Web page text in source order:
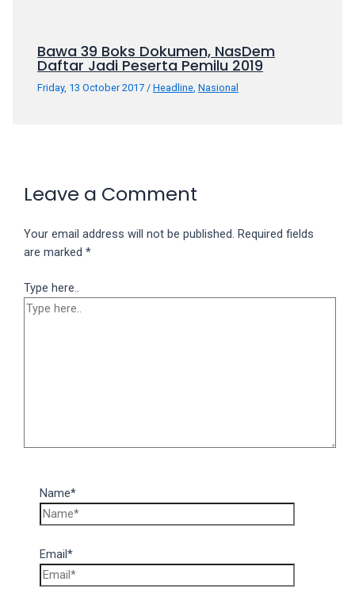
Bawa 39 Boks Dokumen, NasDem
Daftar Jadi Peserta Pemilu 2019
Friday, 13 October 2017 /Headline ,Nasional
Leave a Comment
Your email address will not be published. Required fields
are marked*
Type here..
Name*
Email*